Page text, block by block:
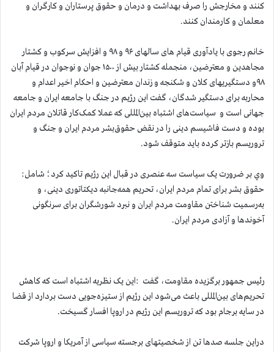
کنند و مخارجش را صرف بهداشت و درمان و حقوق پرستاران و کارگران و
معلمان و کارمندان کنند.
خانم رجوی با یادآوری قیام های سالهای ۹۶ و ۹۸ و افزایش سرکوب و کشتار
مجاهدین و معترضین، منجمله کشتار بیش از ۱۵۰۰ جوان و نوجوان در قیام آبان
۹۸و دستگیریهای کلان و شکنجه و زندان معترضین و احکام اخیر اعدام و
محاربه برای دستگیر شدگان، گفت این رژیم در جنگ با جامعه ایران و جامعه
جهانی است و سیاست‌های اشتباه بین‌المللی که عملا کمک‌کار قاتلان مردم ایران
بوده و دست فاشیسم دینی را در نقض حقوق‌بشر مردم ایران و جنگ و
تروریسم بازتر كرده بايد متوقف شود.
وي بر ضرورت یک سیاست سه عنصری در قبال این رژیم تاكيد كرد؛ شامل:
حقوق بشر برای تمام مردم ایران، تحریم همه‌جانبه دیکتاتوری دینی، و
به‌رسمیت شناختن مقاومت مردم ایران و نبرد شورشگران برای سرنگونی
آخوندها و آزادی مردم ایران.
رئیس جمهور برگزیده مقاومت، گفت :این یک نظریه اشتباه است که کاهش
تحریم‌های بین‌المللی باعث می‌شود این رژیم از ستیزه‌جویی دست بردارد از قضا
در سایه برجام بود که تروریسم این رژیم در اروپا افسار گسیخت.
دراین جلسه صدها تن از شخصیتهای برجسته سیاسی از آمریکا و اروپا شرکت